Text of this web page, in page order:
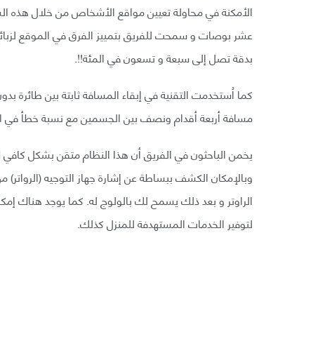
الأمكنة في محاولة تعيين مواقع الأشخاص من خلال هذه
عشر بوصات و سمحت للفريق بتمييز الفرق في الموقع
بدقة تصل إلى سبعة و تسعون في المئة!!.
كما اُستخدمت التقنية في إبقاء المسافة ثابتة بين طائرة
مسافة أربعة أقدام ونصف بين الجسمين مع نسبة خطأ في
يخمن الباحثون في الفريق أن هذا النظام متقن بشكل كافي
وبالإمكان الكشف ببساطة عن إشارة جهاز التوجيه
الراوتر و بعد ذلك يسمح لك بالولوج له. كما يوجد هناك
لتوفير الخدمات المستهدفة للمنزل كذلك.